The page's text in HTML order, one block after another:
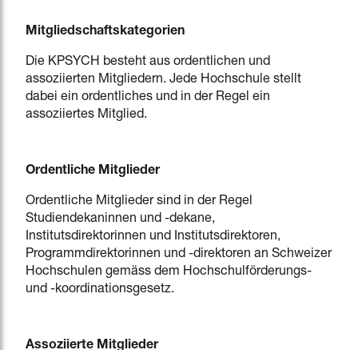
Mitgliedschaftskategorien
Die KPSYCH besteht aus ordentlichen und
assoziierten Mitgliedern. Jede Hochschule stellt
dabei ein ordentliches und in der Regel ein
assoziiertes Mitglied.
Ordentliche Mitglieder
Ordentliche Mitglieder sind in der Regel
Studiendekaninnen und -dekane,
Institutsdirektorinnen und Institutsdirektoren,
Programmdirektorinnen und -direktoren an Schweizer
Hochschulen gemäss dem Hochschulförderungs-
und -koordinationsgesetz.
Assoziierte Mitglieder